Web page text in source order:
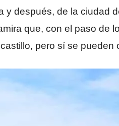
y después, de la ciudad
que, con el paso de
pero sí se